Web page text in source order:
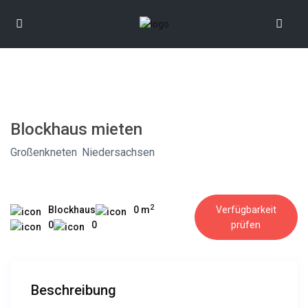
Blockhaus mieten
Großenkneten Niedersachsen
Blockhaus 0 m2
0 0
Verfügbarkeit
prüfen
Beschreibung